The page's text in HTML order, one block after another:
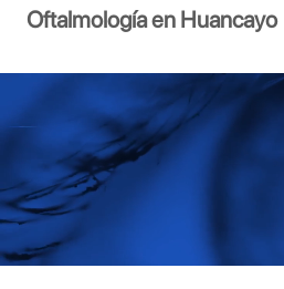
Oftalmología en Huancayo